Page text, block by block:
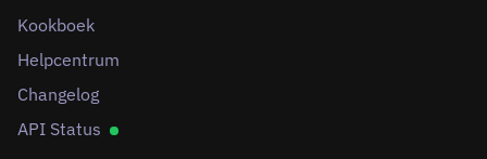
Kookboek
Helpcentrum
Changelog
API Status